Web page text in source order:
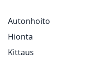
Autonhoito
Hionta
Kittaus